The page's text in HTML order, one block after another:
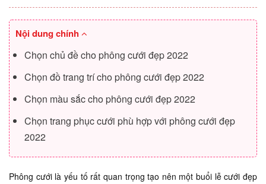
Nội dung chính
Chọn chủ đề cho phông cưới đẹp 2022
Chọn đồ trang trí cho phông cưới đẹp 2022
Chọn màu sắc cho phông cưới đẹp 2022
Chọn trang phục cưới phù hợp với phông cưới đẹp
2022
Phông cưới là yếu tố rất quan trọng tạo nên một buổi lễ cưới đẹp